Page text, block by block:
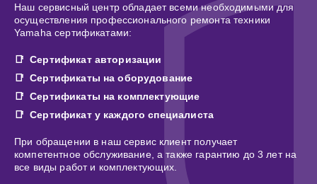
Наш сервисный центр обладает всеми необходимыми для
осуществления профессионального ремонта техники
Yamaha сертификатами:
Сертификат авторизации
Сертификаты на оборудование
Сертификаты на комплектующие
Сертификат у каждого специалиста
При обращении в наш сервис клиент получает
компетентное обслуживание, а также гарантию до 3 лет на
все виды работ и комплектующих.